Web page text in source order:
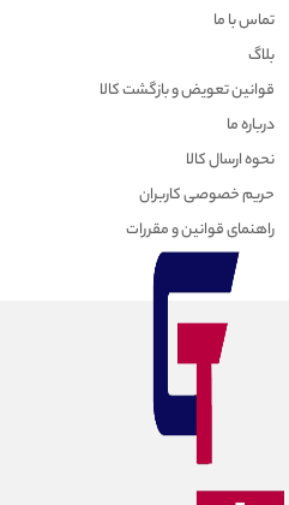
تماس با ما
بلاگ
قوانین تعویض و بازگشت کالا
درباره ما
نحوه ارسال کالا
حریم خصوصی کاربران
راهنمای قوانین و مقررات